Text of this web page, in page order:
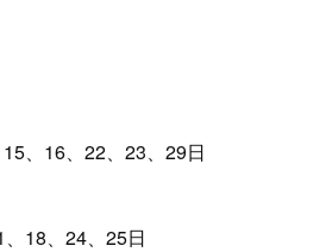
16、22、23、29日
、24、25日